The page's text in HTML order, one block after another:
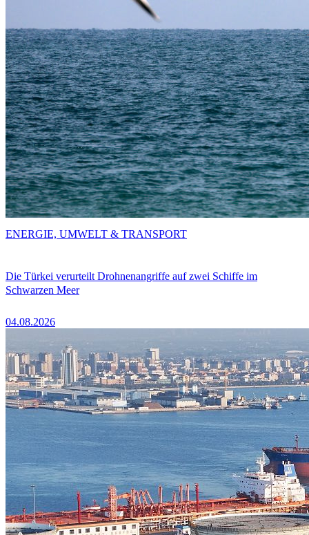
Die Türkei verurteilt Drohnenangriffe auf zwei Schiffe im
Schwarzen Meer
04.08.2026
ENERGIE, UMWELT & TRANSPORT